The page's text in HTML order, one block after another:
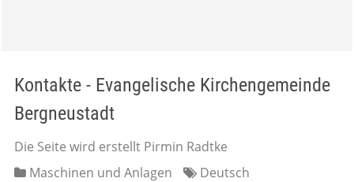
Kontakte - Evangelische Kirchengemeinde
Bergneustadt
Die Seite wird erstellt Pirmin Radtke
Maschinen und Anlagen
Deutsch